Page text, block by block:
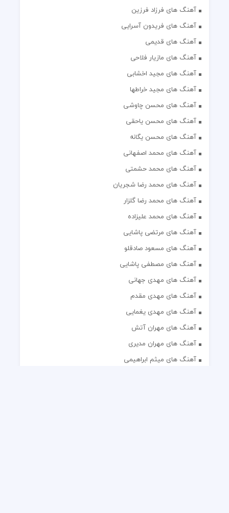
آهنگ های فرزاد فرزین
آهنگ های فریدون آسرایی
آهنگ های قدیمی
آهنگ های مازیار فلاحی
آهنگ های مجید اخشابی
آهنگ های مجید خراطها
آهنگ های محسن چاوشی
آهنگ های محسن یاحقی
آهنگ های محسن یگانه
آهنگ های محمد اصفهانی
آهنگ های محمد حشمتی
آهنگ های محمد رضا شجریان
آهنگ های محمد رضا گلزار
آهنگ های محمد علیزاده
آهنگ های مرتضی پاشایی
آهنگ های مسعود صادقلو
آهنگ های مصطفی پاشایی
آهنگ های مهدی جهانی
آهنگ های مهدی مقدم
آهنگ های مهدی یغمایی
آهنگ های مهران آتش
آهنگ های مهران مدیری
آهنگ های میثم ابراهیمی